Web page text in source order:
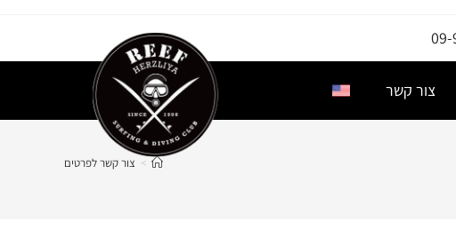
צור קשר
> צור קשר לפרטים